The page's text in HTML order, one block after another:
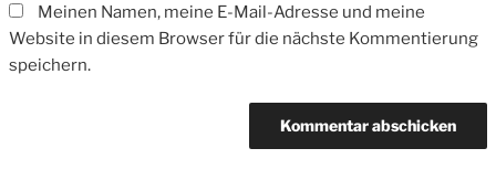
Meinen Namen, meine E-Mail-Adresse und meine
Website in diesem Browser für die nächste Kommentierung
speichern.